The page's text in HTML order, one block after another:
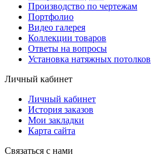
Производство по чертежам
Портфолио
Видео галерея
Коллекции товаров
Ответы на вопросы
Установка натяжных потолков
Личный кабинет
Личный кабинет
История заказов
Мои закладки
Карта сайта
Связаться с нами